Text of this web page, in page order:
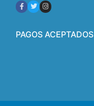
PAGOS ACEPTADOS